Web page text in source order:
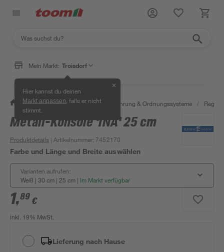
Mein Markt: Troisdorf
Hier kannst du deinen
Markt anpassen , falls er nicht
stimmt.
✕
/ Wohnen & Haushalt / Aufbewahrung & Ordnungssysteme / Regale
Metall-Konsole 'INA' 25 cm
Produktdetails | Artikelnummer: 7452170
Farbe und Länge und Breite auswählen
Varianten aufrufen:
Weiß | 30 cm | 25 cm | Im Markt verfügbar
1,89 €
inkl. 19% MwSt.
Lieferung nach Hause